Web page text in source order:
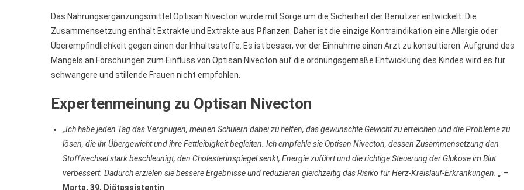
Das Nahrungsergänzungsmittel Optisan Nivecton wurde mit Sorge um die Sicherheit der Benutzer entwickelt. Die
Zusammensetzung enthält Extrakte und Extrakte aus Pflanzen. Daher ist die einzige Kontraindikation eine Allergie oder
Überempfindlichkeit gegen einen der Inhaltsstoffe. Es ist besser, vor der Einnahme einen Arzt zu konsultieren. Aufgrund des
Mangels an Forschungen zum Einfluss von Optisan Nivecton auf die ordnungsgemäße Entwicklung des Kindes wird es für
schwangere und stillende Frauen nicht empfohlen.
Expertenmeinung zu Optisan Nivecton
„Ich habe jeden Tag das Vergnügen, meinen Schülern dabei zu helfen, das gewünschte Gewicht zu erreichen und die Probleme zu
lösen, die ihr Übergewicht und ihre Fettleibigkeit begleiten. Ich empfehle sie Optisan Nivecton, dessen Zusammensetzung den
Stoffwechsel stark beschleunigt, den Cholesterinspiegel senkt, Energie zuführt und die richtige Steuerung der Glukose im Blut
verbessert. Dadurch erzielen sie bessere Ergebnisse und reduzieren gleichzeitig das Risiko für Herz-Kreislauf-Erkrankungen. „ –
Marta, 39, Diätassistentin